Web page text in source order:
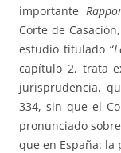
importante
Corte de
estudio titulado “
capítulo 2, trata
jurisprudencia,
334, sin que el
pronunciado
que en España: la